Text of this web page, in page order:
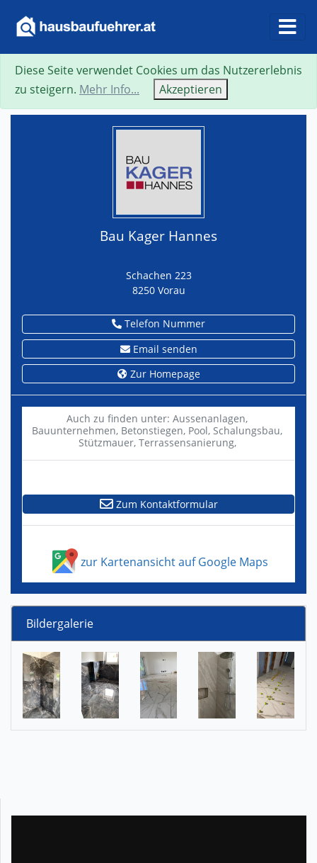
Suche Neue Suche Zurück
Bau Kager Hannes
Schachen 223
8250 Vorau
Telefon Nummer
Email senden
Zur Homepage
Auch zu finden unter: Aussenanlagen,
Bauunternehmen, Betonstiegen, Pool, Schalungsbau,
Stützmauer, Terrassensanierung,
Zum Kontaktformular
zur Kartenansicht auf Google Maps
Bildergalerie
Diese Seite verwendet Cookies um das Nutzererlebnis
zu steigern. Mehr Info... Akzeptieren